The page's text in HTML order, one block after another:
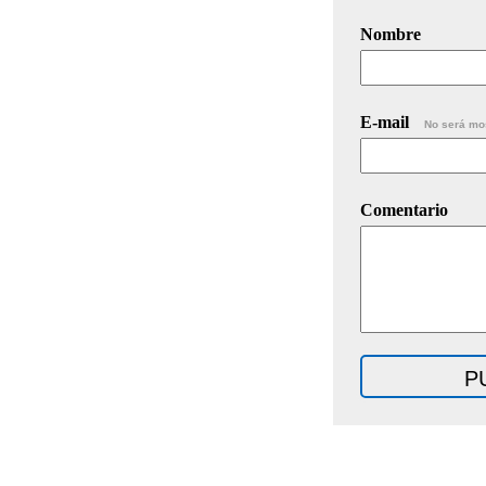
Nombre
E-mail No será
Comentario